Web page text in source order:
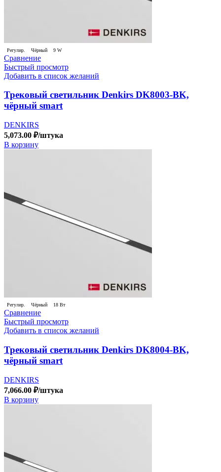
Регулир. Чёрный 9 W
Сравнение
Быстрый просмотр
Добавить в список желаний
Трековый светильник Denkirs DK8003-BK,
чёрный smart
DENKIRS
5,073.00 ₽/штука
В корзину
Регулир. Чёрный 18 Вт
Сравнение
Быстрый просмотр
Добавить в список желаний
Трековый светильник Denkirs DK8004-BK,
чёрный smart
DENKIRS
7,066.00 ₽/штука
В корзину